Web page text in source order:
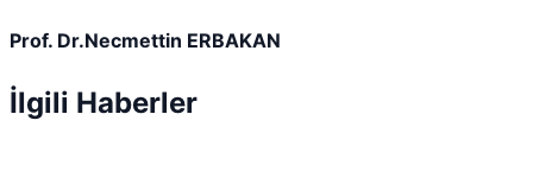
Prof. Dr.Necmettin ERBAKAN
İlgili Haberler